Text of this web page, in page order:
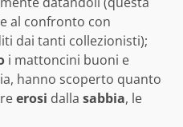
al confronto con
dai tanti collezionisti);
i mattoncini buoni e
hanno scoperto quanto
erosi dalla sabbia, le